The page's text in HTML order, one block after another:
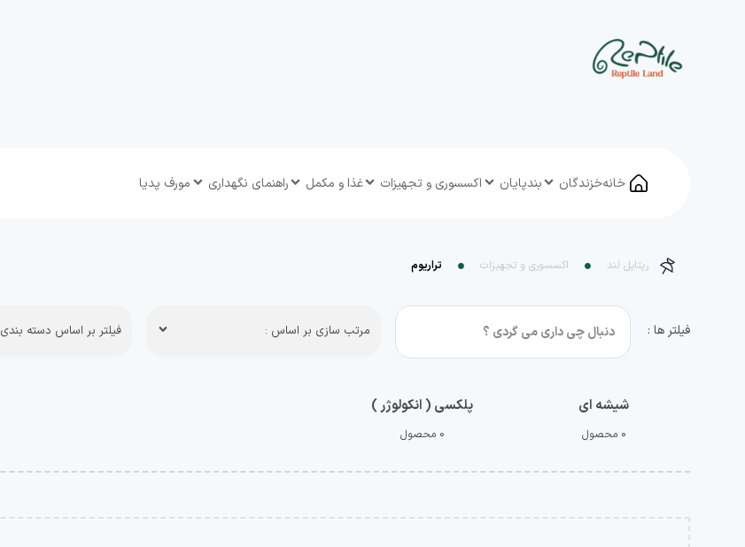
خانهخزندگان بندپایان اکسسوری و تجهیزات غذا و مکمل راهنمای نگهداری مورف پدیا
رپتایل لند اکسسوری و تجهیزات تراریوم
فیلتر ها : مرتب سازی بر اساس : فیلتر بر اساس دسته بندی
شیشه ای
0 محصول
پلکسی ( انکولوژر )
0 محصول